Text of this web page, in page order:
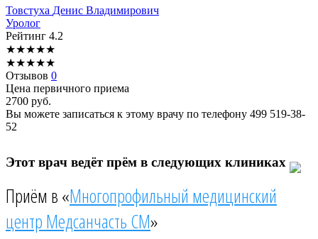
Товстуха Денис Владимирович
Уролог
Рейтинг 4.2
★★★★★
★★★★★
Отзывов 0
Цена первичного приема
2700 руб.
Вы можете записаться к этому врачу по телефону 499 519-38-
52
Этот врач ведёт прём в следующих клиниках
Приём в «Многопрофильный медицинский
центр Медсанчасть СМ»